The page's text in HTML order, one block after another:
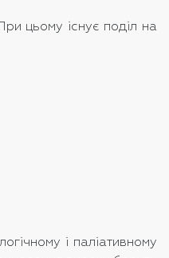
цьому існує поділ на
і паліативному